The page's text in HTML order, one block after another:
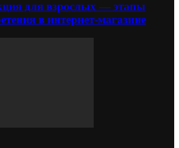
для взрослых — этапы
в интернет-магазине